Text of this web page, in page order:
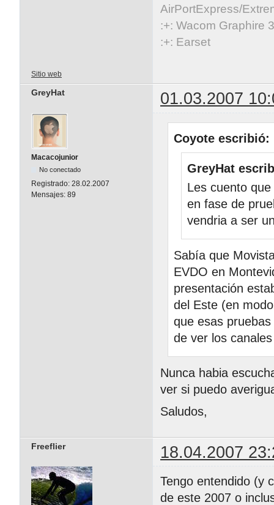
AirPortExpress/
:+: Wacom Graphire
:+: Earset
Sitio web
GreyHat 01.03.2007
Macacojunior
No conectado
Registrado: 28.02.2007
Mensajes: 89
Coyote escribió:
GreyHat
Les cuento
en fase de
vendria a ser
Sabía que
EVDO en
presentación
del Este (en
que esas
de ver los
Nunca habia
ver si puedo
Saludos,
Freeflier 18.04.2007
Tengo entendido (y
de este 2007 o